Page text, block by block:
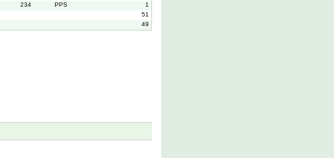
234 PPS
1
51
49